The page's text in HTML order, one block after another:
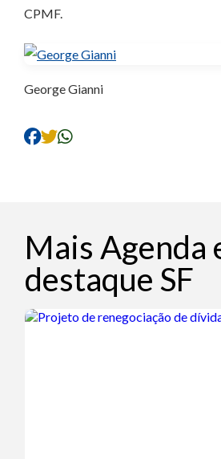
CPMF.
George Gianni
Mais Agenda
destaque SF